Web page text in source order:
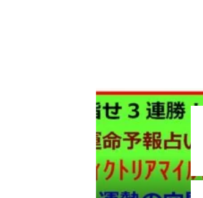
YouTube
Online Store